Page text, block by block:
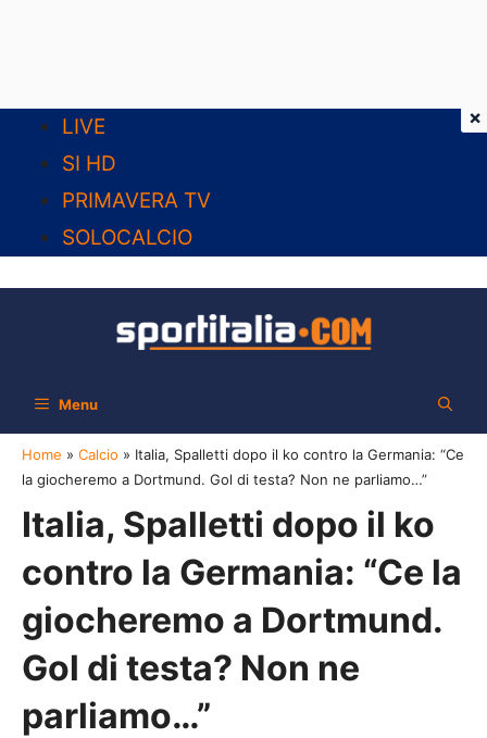
contenuto
LIVE
SI HD
PRIMAVERA TV
SOLOCALCIO
Menu
Home » Calcio » Italia, Spalletti dopo il ko contro la Germania: “Ce
la giocheremo a Dortmund. Gol di testa? Non ne parliamo…”
Italia, Spalletti dopo il ko
contro la Germania: “Ce la
giocheremo a Dortmund.
Gol di testa? Non ne
parliamo…”
×